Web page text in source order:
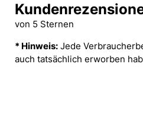
von 5 Sternen
* Hinweis: Jede
auch tatsächlich erworben